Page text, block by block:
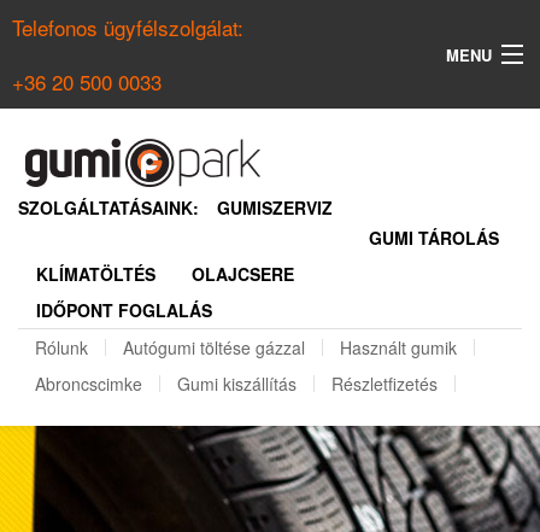
Telefonos ügyfélszolgálat:
+36 20 500 0033
MENU
NYÁRI GUMI KERESŐ
REGISZTRÁCIÓ
SZOLGÁLTATÁSAINK:
GUMISZERVIZ
GUMI TÁROLÁS
KLÍMATÖLTÉS
OLAJCSERE
IDŐPONT FOGLALÁS
Rólunk
Autógumi töltése gázzal
Használt gumik
Abroncscimke
Gumi kiszállítás Részletfizetés